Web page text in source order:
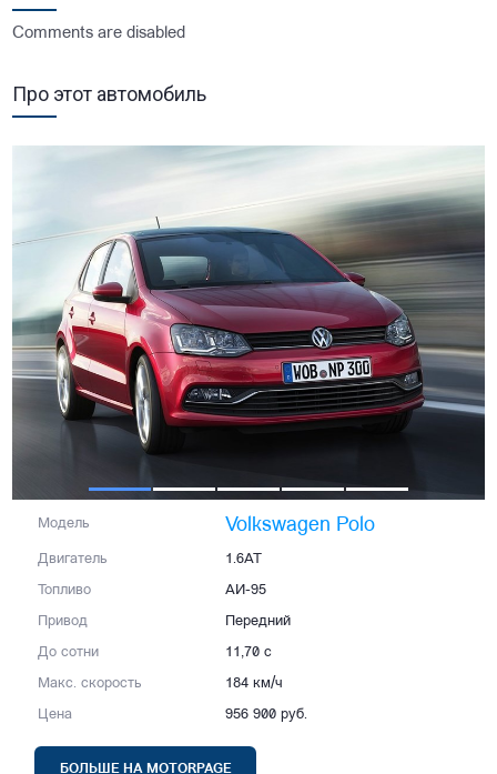
Comments are disabled
Про этот автомобиль
Модель Volkswagen Polo
Двигатель 1.6AT
Топливо АИ-95
Привод Передний
До сотни 11,70 с
Макс. скорость 184 км/ч
Цена 956 900 руб.
БОЛЬШЕ НА MOTORPAGE